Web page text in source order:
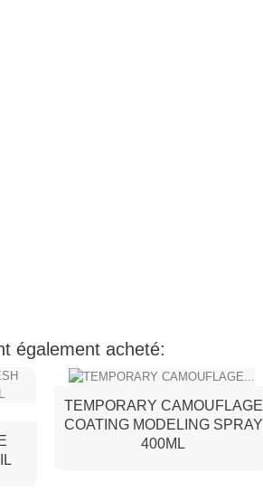
également acheté:
TEMPORARY CAMOUFLAGE
COATING MODELING SPRAY
400ML